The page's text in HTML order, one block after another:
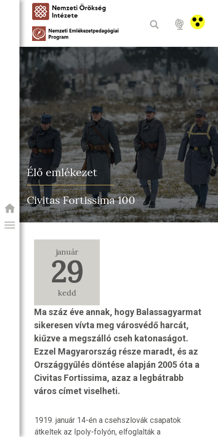
PROGRAM
Élő emlékezet
Civitas Fortissima 100
január
29
kedd
Ma száz éve annak, hogy Balassagyarmat
sikeresen vívta meg városvédő harcát,
kiűzve a megszálló cseh katonaságot.
Ezzel Magyarország része maradt, és az
Országgyűlés döntése alapján 2005 óta a
Civitas Fortissima, azaz a legbátrabb
város címet viselheti.
1919. január 14-én a csehszlovák csapatok
átkeltek az Ipoly-folyón, elfoglalták a